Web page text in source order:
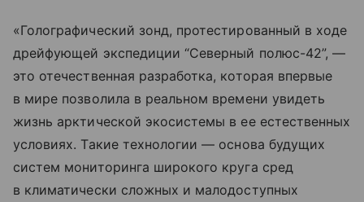
«Голографический зонд, протестированный в ходе
дрейфующей экспедиции “Северный полюс-42”, —
это отечественная разработка, которая впервые
в мире позволила в реальном времени увидеть
жизнь арктической экосистемы в ее естественных
условиях. Такие технологии — основа будущих
систем мониторинга широкого круга сред
в климатически сложных и малодоступных